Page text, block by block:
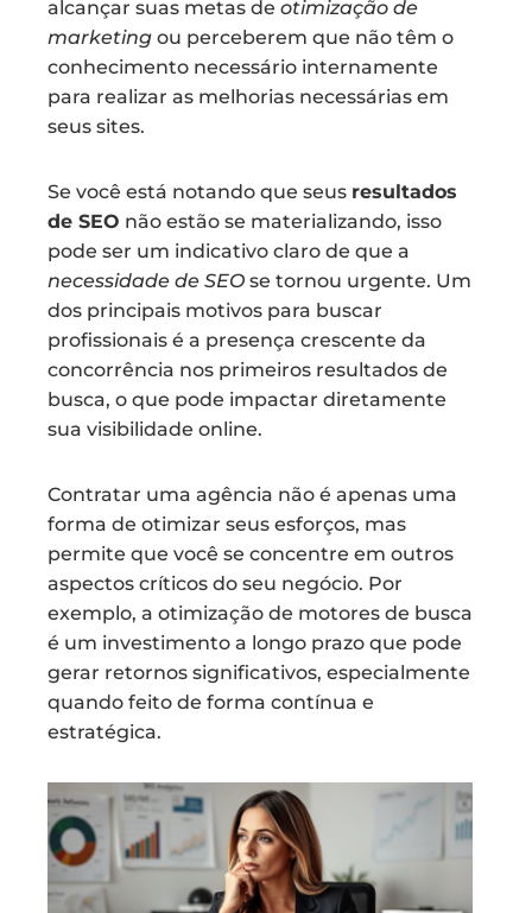
alcançar suas metas de otimização de
marketing ou perceberem que não têm o
conhecimento necessário internamente
para realizar as melhorias necessárias em
seus sites.
Se você está notando que seus resultados
de SEO não estão se materializando, isso
pode ser um indicativo claro de que a
necessidade de SEO se tornou urgente. Um
dos principais motivos para buscar
profissionais é a presença crescente da
concorrência nos primeiros resultados de
busca, o que pode impactar diretamente
sua visibilidade online.
Contratar uma agência não é apenas uma
forma de otimizar seus esforços, mas
permite que você se concentre em outros
aspectos críticos do seu negócio. Por
exemplo, a otimização de motores de busca
é um investimento a longo prazo que pode
gerar retornos significativos, especialmente
quando feito de forma contínua e
estratégica.